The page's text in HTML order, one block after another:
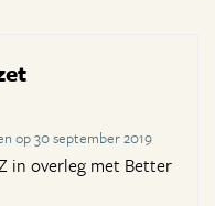
op 30 september 2019
in overleg met Better